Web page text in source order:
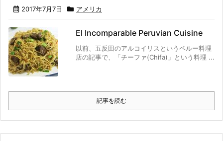
2017年7月7日 アメリカ
El Incomparable Peruvian Cuisine
以前、五反田のアルコイリスというペルー料理
店の記事で、「チーファ(Chifa)」という料理 ...
記事を読む